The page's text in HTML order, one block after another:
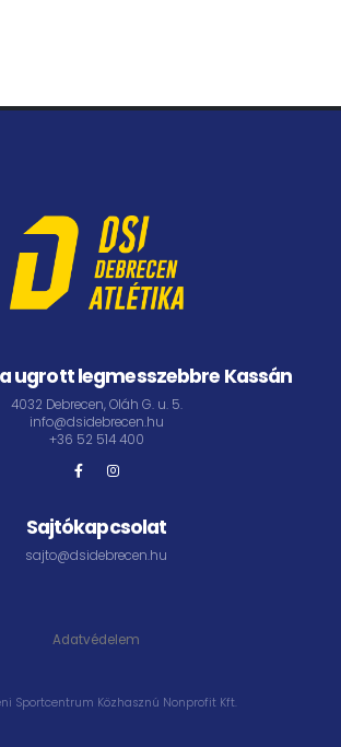
ugrott legmesszebbre Kassán
4032 Debrecen, Oláh G. u. 5.
info@dsidebrecen.hu
+36 52 514 400
Sajtókapcsolat
sajto@dsidebrecen.hu
Adatvédelem
Sportcentrum Közhasznú Nonprofit Kft.